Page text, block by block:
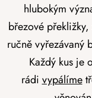
hlubokým
březové
ručně vyřezávaný
Každý kus je
rádivypálíme